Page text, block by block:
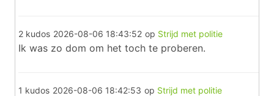
2 kudos 2026-08-06 18:43:52 op Strijd met politie
Ik was zo dom om het toch te proberen.
1 kudos 2026-08-06 18:42:53 op Strijd met politie